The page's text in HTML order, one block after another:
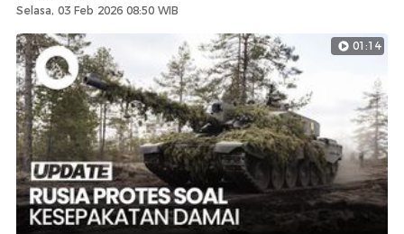
Selasa, 03 Feb 2026 08:50 WIB
01:14